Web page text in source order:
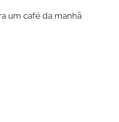
um café da manhã